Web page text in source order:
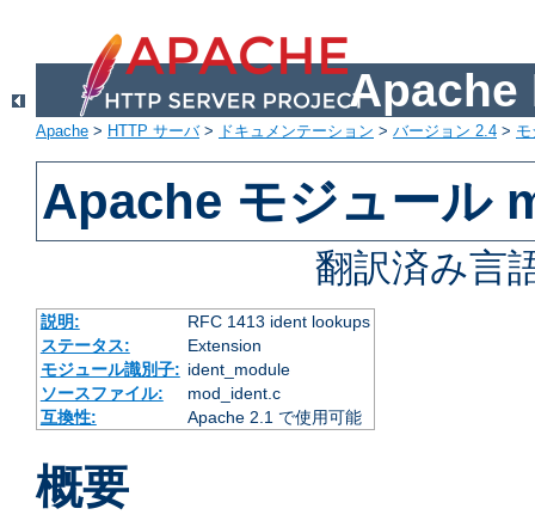
Apache
Apache > HTTP サーバ> ドキュメンテーション > バージョン 2.4 >
Apache モジュール
翻訳済み言
説明:
RFC 1413 ident lookups
ステータス:
Extension
モジュール識別子: ident_module
ソースファイル:
mod_ident.c
互換性:
Apache 2.1 で使用可能
概要